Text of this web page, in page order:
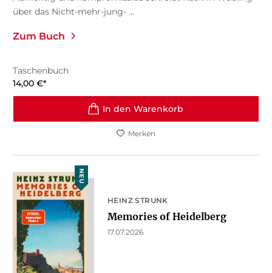
über das Nicht-mehr-jung- ...
Zum Buch
Taschenbuch
14,00 €*
In den Warenkorb
Merken
NEU
HEINZ STRUNK
Memories of Heidelberg
17.07.2026